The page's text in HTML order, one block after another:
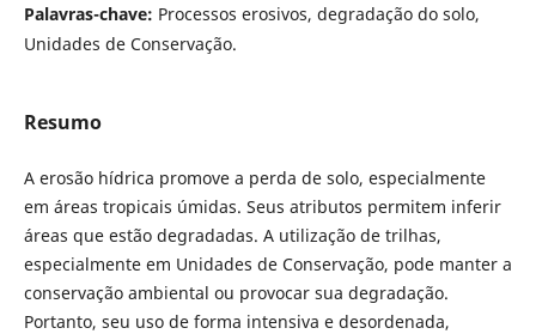
Palavras-chave: Processos erosivos, degradação do solo,
Unidades de Conservação.
Resumo
A erosão hídrica promove a perda de solo, especialmente
em áreas tropicais úmidas. Seus atributos permitem inferir
áreas que estão degradadas. A utilização de trilhas,
especialmente em Unidades de Conservação, pode manter a
conservação ambiental ou provocar sua degradação.
Portanto, seu uso de forma intensiva e desordenada,